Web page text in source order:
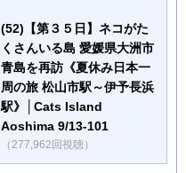
(52)【第３５日】ネコがた
くさんいる島 愛媛県大洲市
青島を再訪《夏休み日本一
周の旅 松山市駅～伊予長浜
駅》│Cats Island
Aoshima 9/13-101
（277,962回視聴）